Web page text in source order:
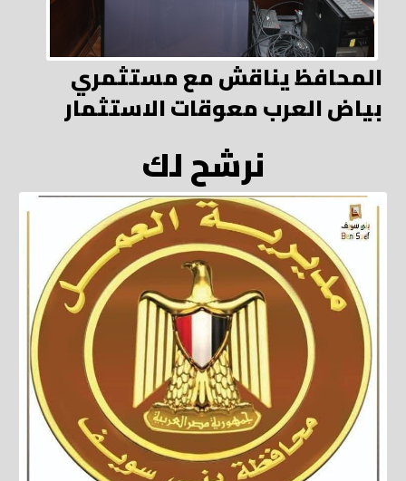
المحافظ يناقش مع مستثمري
بياض العرب معوقات الاستثمار
نرشح لك